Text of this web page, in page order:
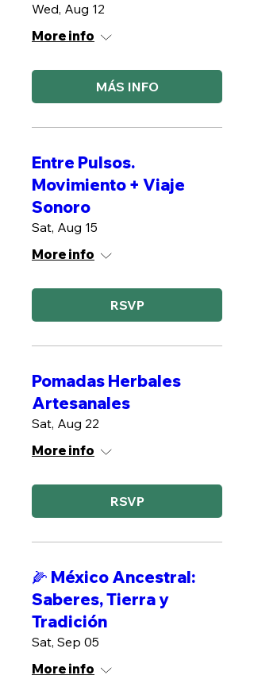
Wed, Aug 12
More info
MÁS INFO
Entre Pulsos.
Movimiento + Viaje
Sonoro
Sat, Aug 15
More info
RSVP
Pomadas Herbales
Artesanales
Sat, Aug 22
More info
RSVP
🌽 México Ancestral:
Saberes, Tierra y
Tradición
Sat, Sep 05
More info